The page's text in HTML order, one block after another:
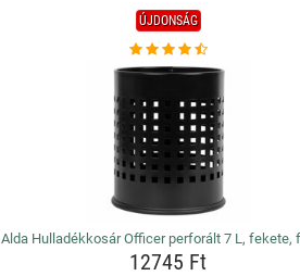
ÚJDONSÁG
Alda Hulladékkosár Officer perforált 7 L, fekete,
12745 Ft